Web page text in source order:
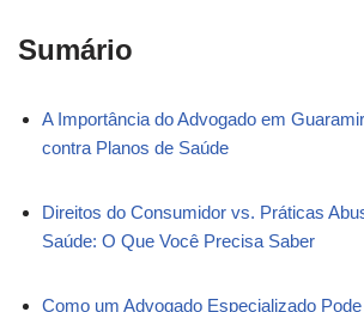
Sumário
A Importância do Advogado em
contra Planos de Saúde
Direitos do Consumidor vs. Práticas
Saúde: O Que Você Precisa Saber
Como um Advogado Especializado